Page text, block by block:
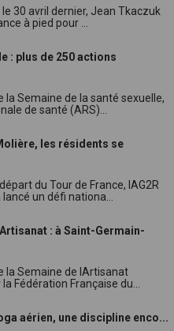
30 avril dernier, Jean Tkaczuk
à pied pour ...
: plus de 250 actions
la Semaine de la santé sexuelle,
de santé (ARS)...
les résidents se
du Tour de France, lAG2R
lancé un défi nationa...
: à Saint-Germain-
la Semaine de lArtisanat
Fédération Française du...
aérien, une discipline enco...